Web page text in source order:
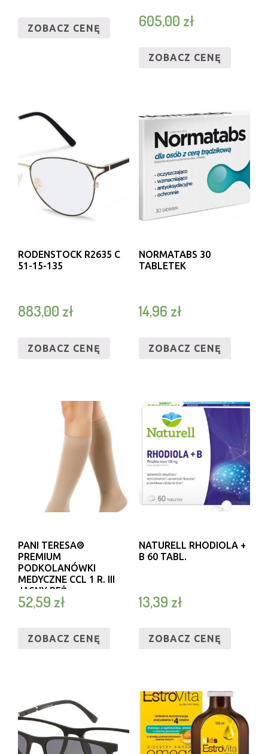
ZOBACZ CENĘ 605,00 zł
ZOBACZ CENĘ
RODENSTOCK R2635 C
51-15-135
883,00 zł
ZOBACZ CENĘ
NORMATABS 30
TABLETEK
14,96 zł
ZOBACZ CENĘ
PANI TERESA®
PREMIUM
PODKOLANÓWKI
MEDYCZNE CCL 1 R. III
JASNY BEŻ
52,59 zł
ZOBACZ CENĘ
NATURELL RHODIOLA +
B 60 TABL.
13,39 zł
ZOBACZ CENĘ